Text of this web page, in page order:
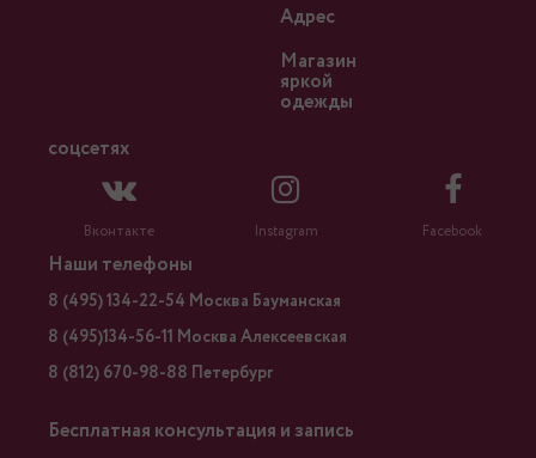
Адрес
Магазин
яркой
одежды
соцсетях
Вконтакте Instagram Facebook
Наши телефоны
8 (495) 134-22-54 Москва Бауманская
8 (495)134-56-11 Москва Алексеевская
8 (812) 670-98-88 Петербург
Бесплатная консультация и запись